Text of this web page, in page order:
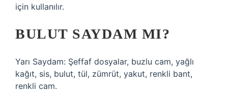
için kullanılır.
BULUT SAYDAM MI?
Yarı Saydam: Şeffaf dosyalar, buzlu cam, yağlı
kağıt, sis, bulut, tül, zümrüt, yakut, renkli bant,
renkli cam.